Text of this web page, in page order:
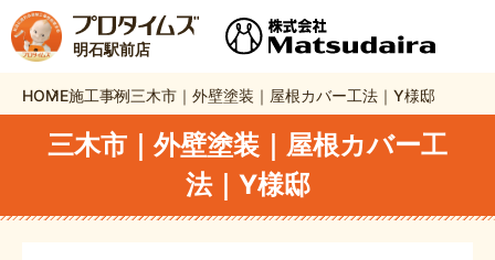
明石駅前店
HOME施工事例三木市｜外壁塗装｜屋根カバー工法｜Y様邸
三木市｜外壁塗装｜屋根カバー工
法｜Y様邸